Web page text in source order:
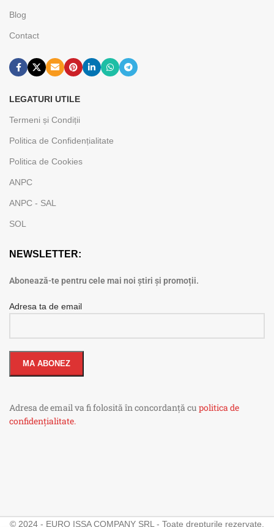
Blog
Contact
LEGATURI UTILE
Termeni și Condiții
Politica de Confidențialitate
Politica de Cookies
ANPC
ANPC - SAL
SOL
NEWSLETTER:
Abonează-te pentru cele mai noi știri și promoții.
Adresa ta de email
Adresa de email va fi folosită în concordanță cu politica de
confidențialitate.
© 2024 - EURO ISSA COMPANY SRL - Toate drepturile rezervate.